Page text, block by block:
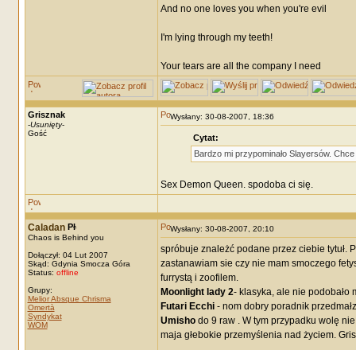
And no one loves you when you're evil
I'm lying through my teeth!
Your tears are all the company I need
Grisznak
-Usunięty-
Gość
Wysłany: 30-08-2007, 18:36
Cytat:
Bardzo mi przypominało Slayersów.
Sex Demon Queen. spodoba ci się.
Caladan
Chaos is Behind you
Dołączył: 04 Lut 2007
Skąd: Gdynia Smocza Góra
Status: offline
Grupy:
Melior Absque Chrisma
Omertà
Syndykat
WOM
Wysłany: 30-08-2007, 20:10
spróbuje znależć podane przez ciebie tytuł.
zastanawiam sie czy nie mam smoczego
furrystą i zoofilem.
Moonlight lady 2- klasyka, ale nie podobało
Futari Ecchi- nom dobry poradnik
Umisho do 9 raw . W tym przypadku wolę
maja głebokie przemyślenia nad życiem.